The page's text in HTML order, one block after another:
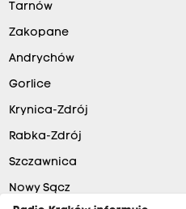
Tarnów
Zakopane
Andrychów
Gorlice
Krynica-Zdrój
Rabka-Zdrój
Szczawnica
Nowy Sącz